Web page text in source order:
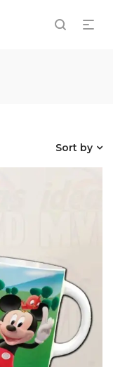
Sort by